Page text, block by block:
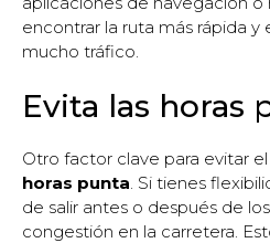
encontrar la ruta más rápida y
mucho tráfico.
Evita las horas
Otro factor clave para evitar
horas punta. Si tienes
de salir antes o después de
congestión en la carretera.